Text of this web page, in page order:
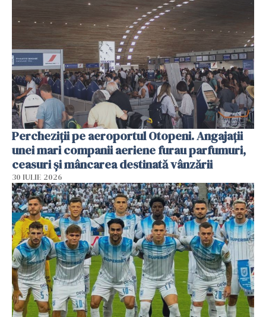
Percheziții pe aeroportul Otopeni. Angajații
unei mari companii aeriene furau parfumuri,
ceasuri și mâncarea destinată vânzării
30 IULIE 2026